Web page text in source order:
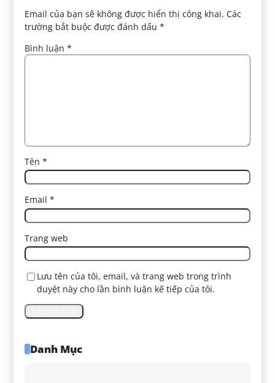
Email của bạn sẽ không được hiển thị công khai. Các
trường bắt buộc được đánh dấu*
Bình luận*
Tên*
Email*
Trang web
Lưu tên của tôi, email, và trang web trong trình
duyệt này cho lần bình luận kế tiếp của tôi.
Danh Mục